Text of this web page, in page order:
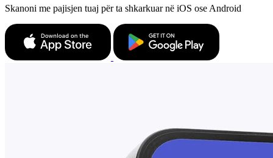
Skanoni me pajisjen tuaj për ta shkarkuar në iOS ose Android